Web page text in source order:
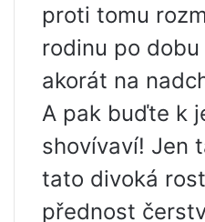
proti tomu
rodinu po
akorát na
A pak buďte k
shovívaví! Jen
tato divoká
přednost